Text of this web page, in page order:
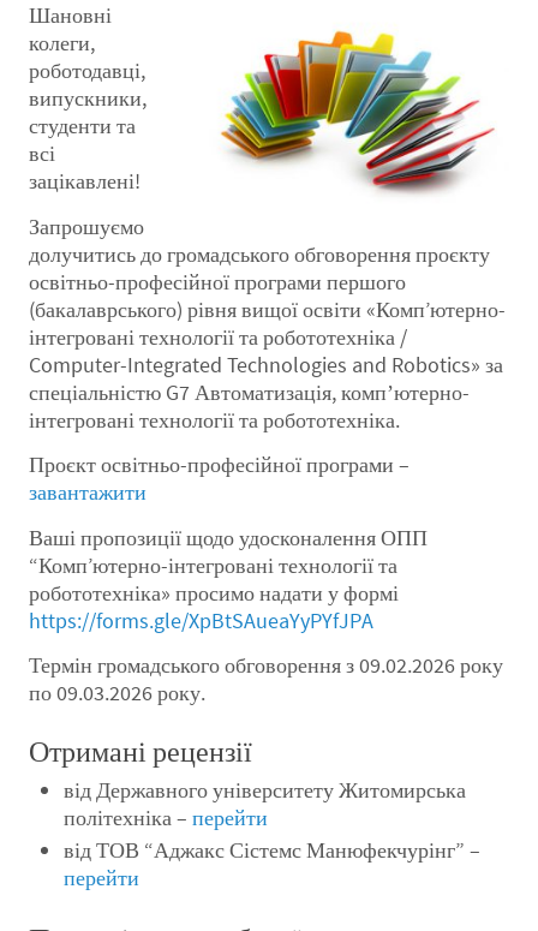
Шановні
колеги,
роботодавці,
випускники,
студенти та
всі
зацікавлені!
Запрошуємо
долучитись до громадського обговорення проєкту
освітньо-професійної програми першого
(бакалаврського) рівня вищої освіти «Комп’ютерно-
інтегровані технології та робототехніка /
Computer-Integrated Technologies and Robotics» за
спеціальністю G7 Автоматизація, компʼютерно-
інтегровані технології та робототехніка.
Проєкт освітньо-професійної програми –
завантажити
Ваші пропозиції щодо удосконалення ОПП
“Комп’ютерно-інтегровані технології та
робототехніка» просимо надати у формі
https://forms.gle/XpBtSAueaYyPYfJPA
Термін громадського обговорення з 09.02.2026 року
по 09.03.2026 року.
Отримані рецензії
від Державного університету Житомирська
політехніка – перейти
від ТОВ “Аджакс Сістемс Манюфекчурінг” –
перейти